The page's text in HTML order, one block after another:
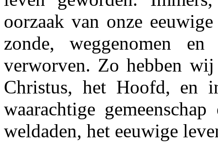
oorzaak van onze
zonde, weggenomen
verworven. Zo hebben
Christus, het Hoofd,
waarachtige
weldaden, het eeuwige